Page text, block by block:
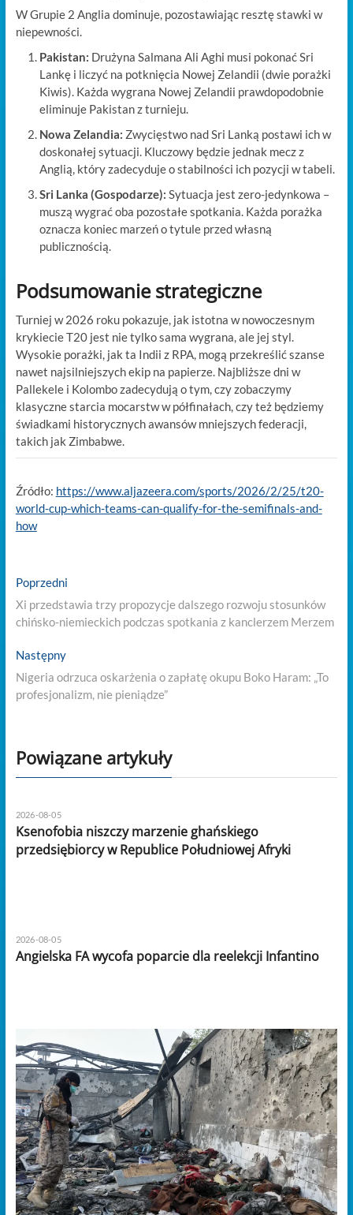
W Grupie 2 Anglia dominuje, pozostawiając resztę stawki w
niepewności.
Pakistan: Drużyna Salmana Ali Aghi musi pokonać Sri
Lankę i liczyć na potknięcia Nowej Zelandii (dwie porażki
Kiwis). Każda wygrana Nowej Zelandii prawdopodobnie
eliminuje Pakistan z turnieju.
Nowa Zelandia: Zwycięstwo nad Sri Lanką postawi ich w
doskonałej sytuacji. Kluczowy będzie jednak mecz z
Anglią, który zadecyduje o stabilności ich pozycji w tabeli.
Sri Lanka (Gospodarze): Sytuacja jest zero-jedynkowa –
muszą wygrać oba pozostałe spotkania. Każda porażka
oznacza koniec marzeń o tytule przed własną
publicznością.
Podsumowanie strategiczne
Turniej w 2026 roku pokazuje, jak istotna w nowoczesnym
krykiecie T20 jest nie tylko sama wygrana, ale jej styl.
Wysokie porażki, jak ta Indii z RPA, mogą przekreślić szanse
nawet najsilniejszych ekip na papierze. Najbliższe dni w
Pallekele i Kolombo zadecydują o tym, czy zobaczymy
klasyczne starcia mocarstw w półfinałach, czy też będziemy
świadkami historycznych awansów mniejszych federacji,
takich jak Zimbabwe.
Źródło: https://www.aljazeera.com/sports/2026/2/25/t20-
world-cup-which-teams-can-qualify-for-the-semifinals-and-
how
Nawigacja
wpisu
PoprzedniPrevious
post:
Xi przedstawia trzy propozycje dalszego rozwoju stosunków
chińsko-niemieckich podczas spotkania z kanclerzem Merzem
NastępnyNext
post:
Nigeria odrzuca oskarżenia o zapłatę okupu Boko Haram: „To
profesjonalizm, nie pieniądze”
Powiązane artykuły
2026-08-05
Ksenofobia niszczy marzenie ghańskiego
przedsiębiorcy w Republice Południowej Afryki
2026-08-05
Angielska FA wycofa poparcie dla reelekcji Infantino